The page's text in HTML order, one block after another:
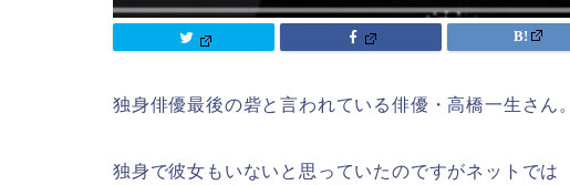
独身俳優最後の砦と言われている俳優・高橋一生さん。
独身で彼女もいないと思っていたのですがネットでは